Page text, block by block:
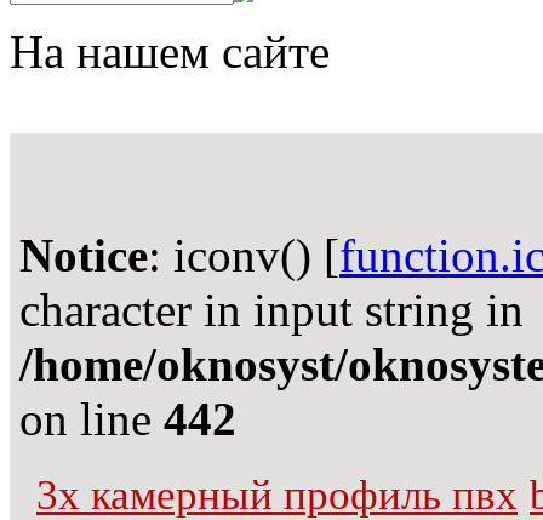
На нашем сайте
Notice: iconv() [
character in input string in
/home/oknosyst/
on line 442
3х камерный профиль пвх